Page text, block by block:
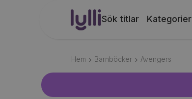
Sök titlar Kategorier
Hem Barnböcker Avengers